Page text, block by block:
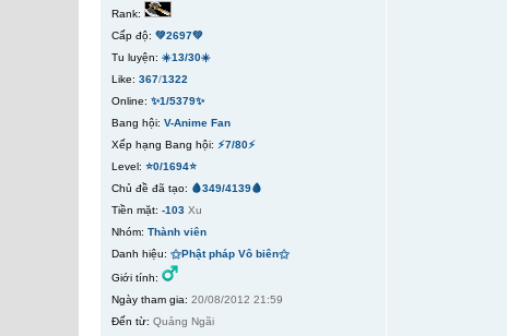
Rank:
Cấp độ: 💚2697💚
Tu luyện: ☀️13/30☀️
Like: 367/1322
Online: ✨1/5379✨
Bang hội: V-Anime Fan
Xếp hạng Bang hội: ⚡7/80⚡
Level: ⭐0/1694⭐
Chủ đề đã tạo: 🩸349/4139🩸
Tiền mặt: -103 Xu
Nhóm: Thành viên
Danh hiệu: ⚝Phật pháp Vô biên⚝
Giới tính:
Ngày tham gia: 20/08/2012 21:59
Đến từ: Quảng Ngãi